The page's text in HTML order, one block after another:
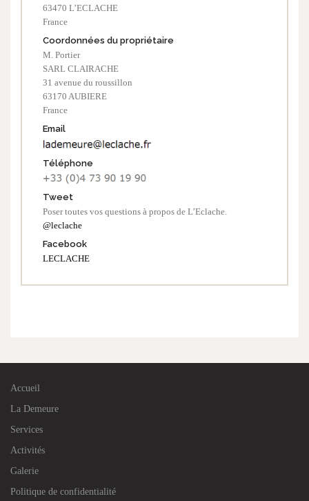
63470 L’ECLACHE
France
Coordonnées du propriétaire
M. Portier
SARL CLAIRACHE
31 avenue du roussillon
63170 AUBIERE
France
Email
Téléphone
Tweet
Poser toutes vos questions à propos de L’Eclache.
@leclache
Facebook
LECLACHE
Accueil
La Demeure
Services
Activités
Galerie
Politique de confidentialité